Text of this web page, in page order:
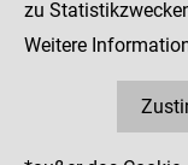
Impressum
Datenschutz
zu
Weitere